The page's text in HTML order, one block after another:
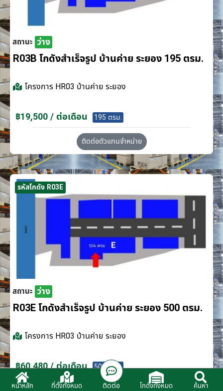
สถานะ ว่าง
R03B โกดังสำเร็จรูป บ้านค่าย ระยอง 195 ตรม.
โครงการ HR03 บ้านค่าย ระยอง
฿19,500 / ต่อเดือน 195 ตรม.
ติดต่อตัวแทนจำหน่าย
รหัสโกดัง R03E
สถานะ ว่าง
R03E โกดังสำเร็จรูป บ้านค่าย ระยอง 500 ตรม.
โครงการ HR03 บ้านค่าย ระยอง
฿60,480 / ต่อเดือน 500 ตรม.
หน้าหลัก ที่ตั้งทั้งหมด ติดต่อ โกดังทั้งหมด ค้นหา